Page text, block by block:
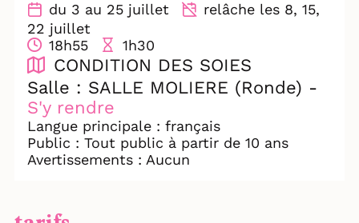
La nouvelle comédie de Gilles Dyrek -
deux nominations aux Molières de la
Comédie "le Retour de Richard 3 par le
train de 9h24", en 2023 et "Je m'appelle
Georges... et vous", en 2025 - revient après
une saison de succès à Paris.
Générale ouverte au public le 3 juillet.
du 3 au 25 juillet
relâche les 8, 15,
22 juillet
18h55
1h30
CONDITION DES SOIES
Salle : SALLE MOLIERE (Ronde) -
S'y rendre
Langue principale : français
Public : Tout public à partir de 10 ans
Avertissements : Aucun